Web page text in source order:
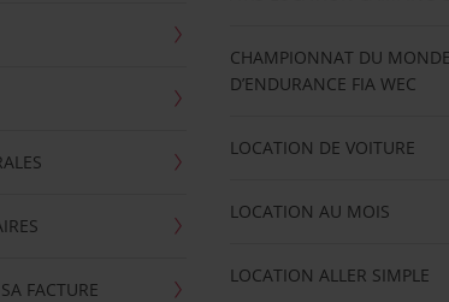
FACTURE
CHAMPIONNAT DU MONDE
D’ENDURANCE FIA WEC
LOCATION DE VOITURE
LOCATION AU MOIS
LOCATION ALLER SIMPLE